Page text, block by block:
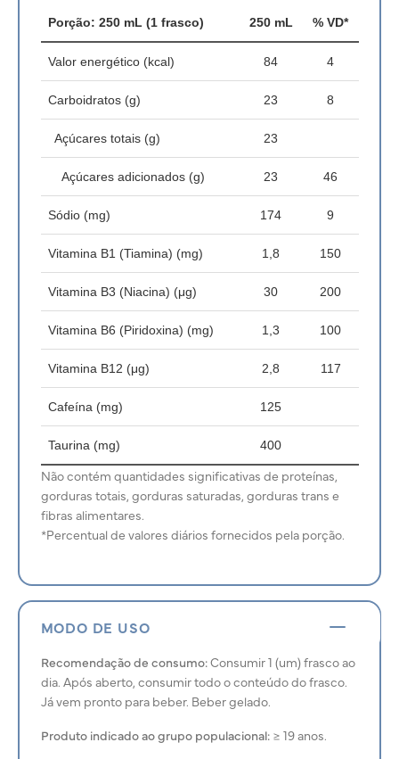
Porção: 250 mL (1 frasco) 250 mL % VD*
Valor energético (kcal) 84 4
Carboidratos (g) 23 8
Açúcares totais (g) 23
Açúcares adicionados (g) 23 46
Sódio (mg) 174 9
Vitamina B1 (Tiamina) (mg) 1,8 150
Vitamina B3 (Niacina) (μg) 30 200
Vitamina B6 (Piridoxina) (mg) 1,3 100
Vitamina B12 (μg) 2,8 117
Cafeína (mg) 125
Taurina (mg) 400
Não contém quantidades significativas de proteínas,
gorduras totais, gorduras saturadas, gorduras trans e
fibras alimentares.
*Percentual de valores diários fornecidos pela porção.
MODO DE USO
Recomendação de consumo:Consumir 1 (um) frasco ao
dia. Após aberto, consumir todo o conteúdo do frasco.
Já vem pronto para beber. Beber gelado.
Produto indicado ao grupo populacional:≥ 19 anos.